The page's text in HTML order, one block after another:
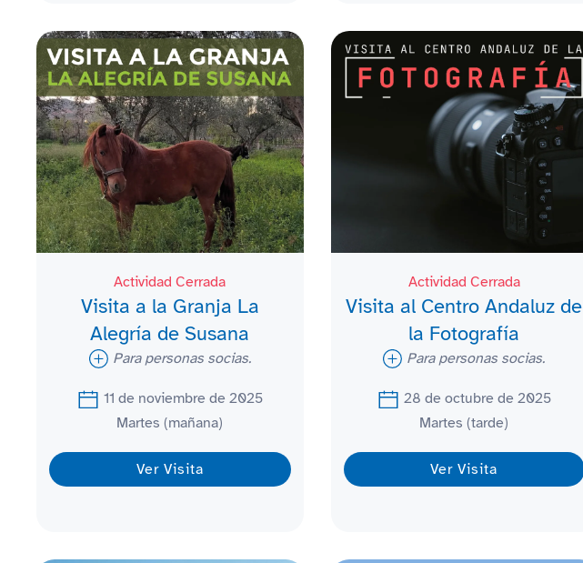
Actividad Cerrada
Visita a la Granja La
Alegría de Susana
Para personas socias.
11 de noviembre de 2025
Martes (mañana)
Ver Visita
Actividad Cerrada
Visita al Centro Andaluz de
la Fotografía
Para personas socias.
28 de octubre de 2025
Martes (tarde)
Ver Visita